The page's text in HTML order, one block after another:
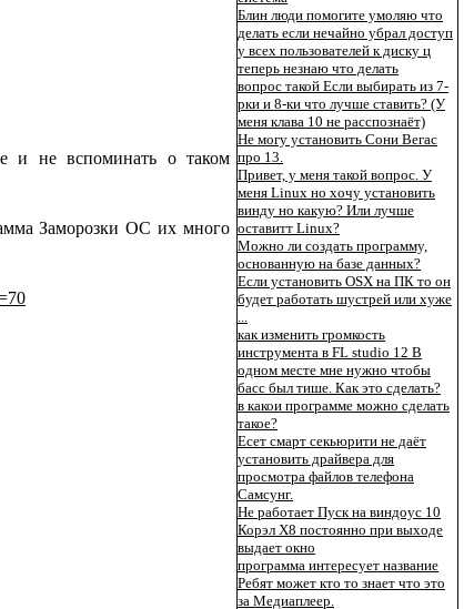
и не вспоминать о таком
Заморозки ОС их много
Блин люди помогите умоляю что
делать если нечайно убрал доступ
у всех пользователей к диску ц
теперь незнаю что делать
вопрос такой Если выбирать из 7-
рки и 8-ки что лучше ставить? (У
меня клава 10 не расспознаёт)
Не могу установить Сони Вегас
про 13.
Привет, у меня такой вопрос. У
меня Linux но хочу установить
винду но какую? Или лучше
оставитт Linux?
Можно ли создать программу,
основанную на базе данных?
Если установить OSX на ПК то он
будет работать шустрей или хуже
...
как изменить громкость
инструмента в FL studio 12 В
одном месте мне нужно чтобы
басс был тише. Как это сделать?
в какои программе можно сделать
такое?
Есет смарт секьюрити не даёт
установить драйвера для
просмотра файлов телефона
Самсунг.
Не работает Пуск на виндоус 10
Корэл Х8 постоянно при выходе
выдает окно
программа интересует название
Ребят может кто то знает что это
за Медиаплеер.